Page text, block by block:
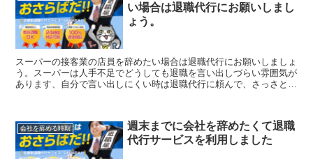
い場合は退職代行にお願いしまし
ょう。
スーパーの接客業の店員を辞めたい場合は退職代行にお願いしましょ
う。スーパーは人手不足でどうしても退職を言い出しづらい雰囲気が
あります、自分で言い出しにくい時は退職代行に頼んで、さっさと辞
会社を辞める時期
週末までに会社を辞めたくて退職
代行サービスを利用しました